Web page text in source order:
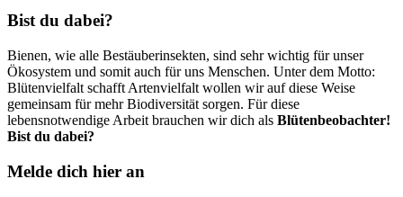
Bist du dabei?
Bienen, wie alle Bestäuberinsekten, sind sehr wichtig für unser
Ökosystem und somit auch für uns Menschen. Unter dem Motto:
Blütenvielfalt schafft Artenvielfalt wollen wir auf diese Weise
gemeinsam für mehr Biodiversität sorgen. Für diese
lebensnotwendige Arbeit brauchen wir dich als Blütenbeobachter!
Bist du dabei?
Melde dich hier an